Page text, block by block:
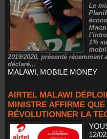
Le
1%
2019/2020, présenté récemment
déclaré...
MALAWI, MOBILE MONEY
AIRTEL MALAWI
MINISTRE AFFIRME
RÉVOLUTIONNER LA
12/